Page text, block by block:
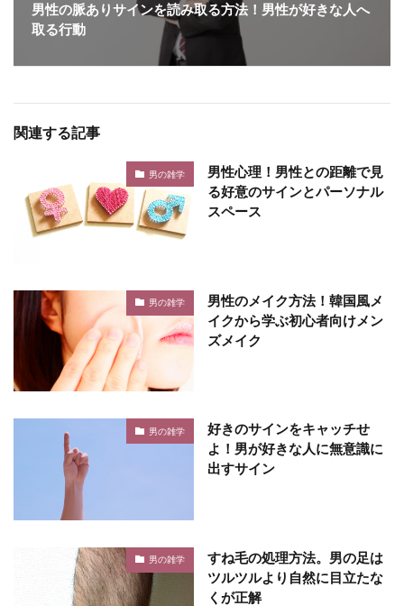
男性の脈ありサインを読み取る方法！男性が好きな人へ
取る行動
関連する記事
男の雑学
男性心理！男性との距離で見
る好意のサインとパーソナル
スペース
男の雑学
男性のメイク方法！韓国風メ
イクから学ぶ初心者向けメン
ズメイク
男の雑学
好きのサインをキャッチせ
よ！男が好きな人に無意識に
出すサイン
男の雑学
すね毛の処理方法。男の足は
ツルツルより自然に目立たな
くが正解